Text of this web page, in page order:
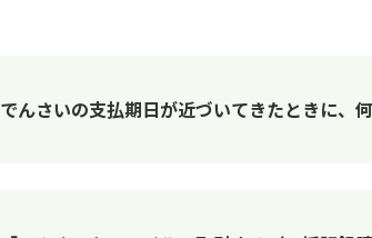
でんさいの支払期日が近づいてきたときに、